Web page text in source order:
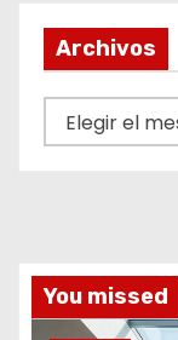
Archivos
r
v
o
You missed